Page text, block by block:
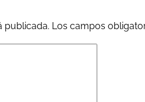
publicada. Los campos